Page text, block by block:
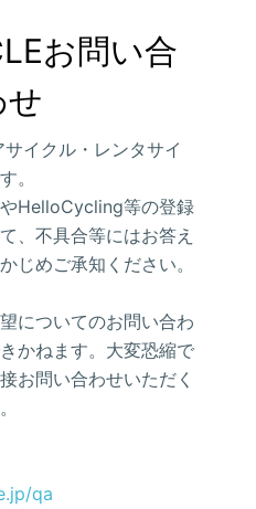
お問い合
せ
イクル・レンタサイ
。
HelloCycling等の登録
、不具合等にはお答え
じめご承知ください。
についてのお問い合わ
かねます。大変恐縮で
お問い合わせいただく
qa